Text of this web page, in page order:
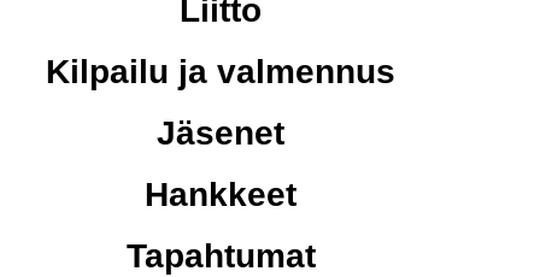
Liitto
Kilpailu ja valmennus
Jäsenet
Hankkeet
Tapahtumat